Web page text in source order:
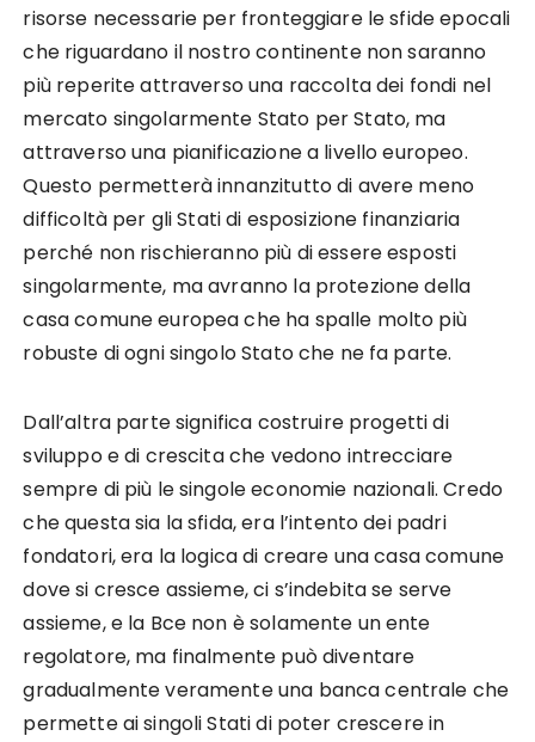
risorse necessarie per fronteggiare le sfide epocali
che riguardano il nostro continente non saranno
più reperite attraverso una raccolta dei fondi nel
mercato singolarmente Stato per Stato, ma
attraverso una pianificazione a livello europeo.
Questo permetterà innanzitutto di avere meno
difficoltà per gli Stati di esposizione finanziaria
perché non rischieranno più di essere esposti
singolarmente, ma avranno la protezione della
casa comune europea che ha spalle molto più
robuste di ogni singolo Stato che ne fa parte.
Dall’altra parte significa costruire progetti di
sviluppo e di crescita che vedono intrecciare
sempre di più le singole economie nazionali. Credo
che questa sia la sfida, era l’intento dei padri
fondatori, era la logica di creare una casa comune
dove si cresce assieme, ci s’indebita se serve
assieme, e la Bce non è solamente un ente
regolatore, ma finalmente può diventare
gradualmente veramente una banca centrale che
permette ai singoli Stati di poter crescere in